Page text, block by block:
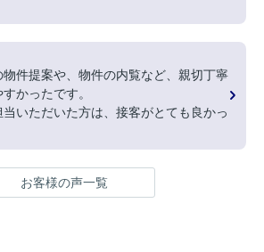
ございました。
物件提案や、物件の内覧など、親切丁寧
かったです。
当いただいた方は、接客がとても良かっ
お客様の声一覧